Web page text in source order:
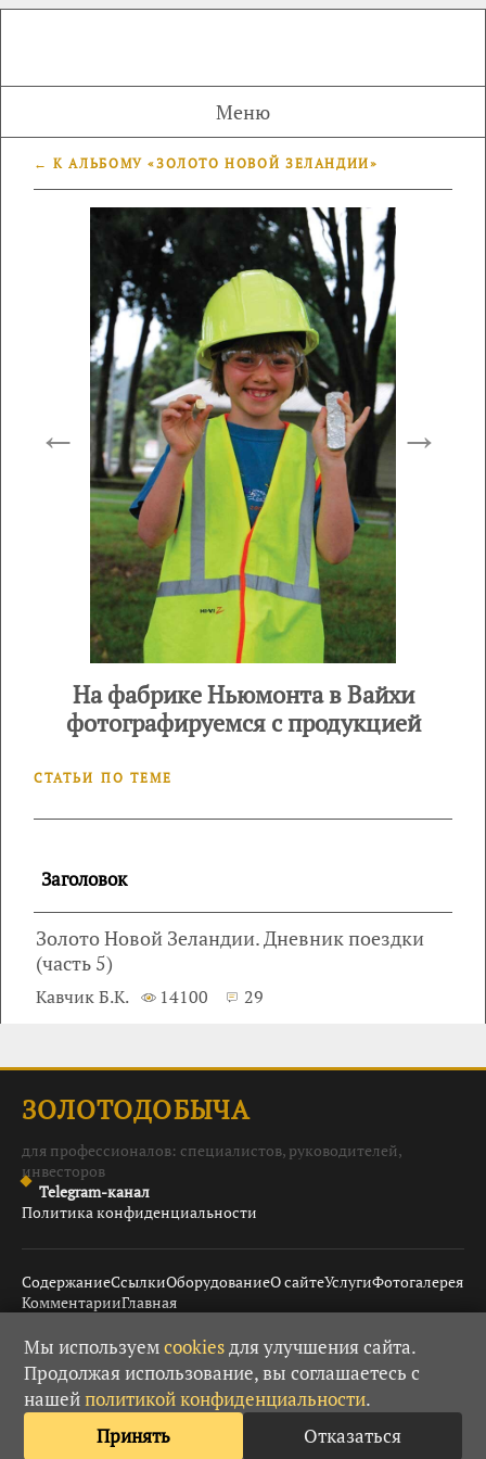
Меню
← К АЛЬБОМУ «ЗОЛОТО НОВОЙ ЗЕЛАНДИИ»
← →
На фабрике Ньюмонта в Вайхи
фотографируемся с продукцией
СТАТЬИ ПО ТЕМЕ
Заголовок
Золото Новой Зеландии. Дневник поездки
(часть 5)
Кавчик Б.К. 14100 29
ЗОЛОТОДОБЫЧА
для профессионалов: специалистов, руководителей,
инвесторов
Telegram-канал
Политика конфиденциальности
СодержаниеСсылкиОборудованиеО сайтеУслугиФотогалерея
КомментарииГлавная
© 2008–2026 Золотодобыча · 18+ · При использовании
материалов гиперссылка обязательна.
Мы используемcookiesдля улучшения сайта.
Продолжая использование, вы соглашаетесь с
нашейполитикой конфиденциальности.
Принять
Отказаться